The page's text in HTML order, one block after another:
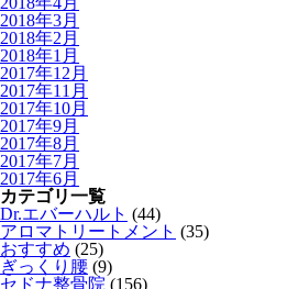
2018年3月
2018年2月
2018年1月
2017年12月
2017年11月
2017年10月
2017年9月
2017年8月
2017年7月
2017年6月
カテゴリ一覧
Dr.エバーハルト (44)
アロマトリートメント (35)
おすすめ (25)
ぎっくり腰 (9)
セドナ整骨院 (156)